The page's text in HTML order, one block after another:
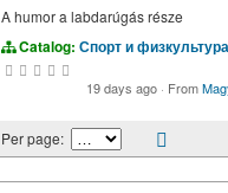
A humor a labdarúgás része
Catalog: Спорт и физкультура
19 days ago · From
Per page: